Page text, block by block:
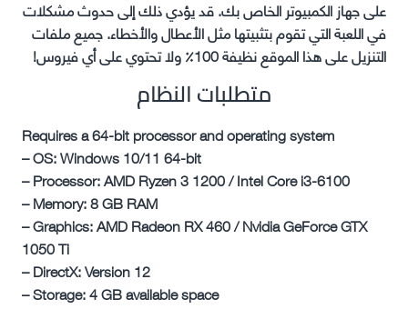
على جهاز الكمبيوتر الخاص بك. قد يؤدي ذلك إلى حدوث مشكلات
في اللعبة التي تقوم بتثبيتها مثل الأعطال والأخطاء. جميع ملفات
التنزيل على هذا الموقع نظيفة 100٪ ولا تحتوي على أي فيروس!
متطلبات النظام
Requires a 64-bit processor and operating system
– OS: Windows 10/11 64-bit
– Processor: AMD Ryzen 3 1200 / Intel Core i3-6100
– Memory: 8 GB RAM
– Graphics: AMD Radeon RX 460 / Nvidia GeForce GTX
1050 Ti
– DirectX: Version 12
– Storage: 4 GB available space